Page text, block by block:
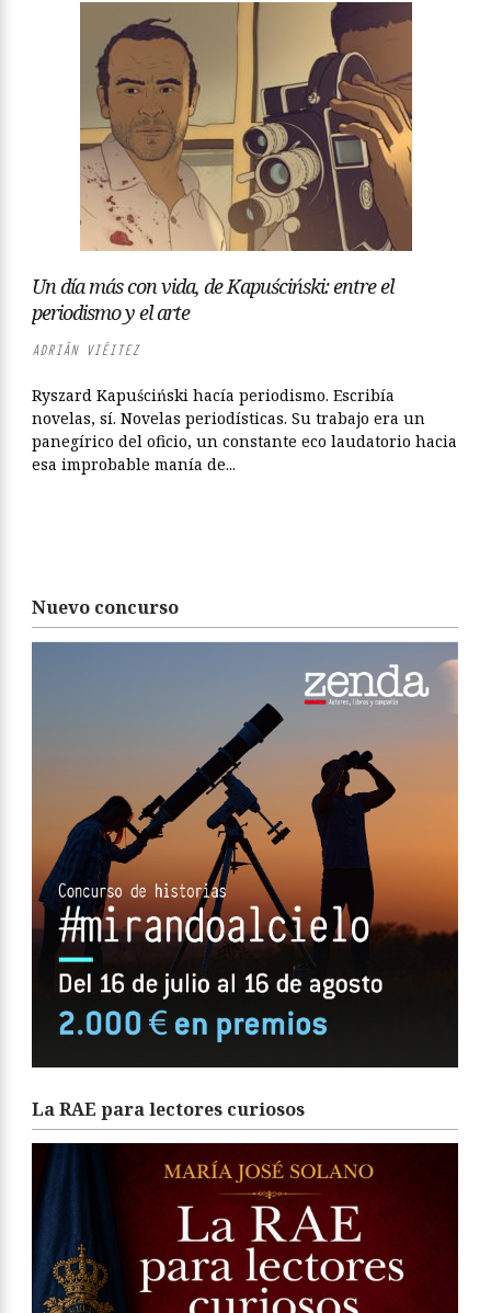
Un día más con vida, de Kapuściński: entre el
periodismo y el arte
ADRIÁN VIÉITEZ
Ryszard Kapuściński hacía periodismo. Escribía
novelas, sí. Novelas periodísticas. Su trabajo era un
panegírico del oficio, un constante eco laudatorio hacia
esa improbable manía de...
Nuevo concurso
La RAE para lectores curiosos